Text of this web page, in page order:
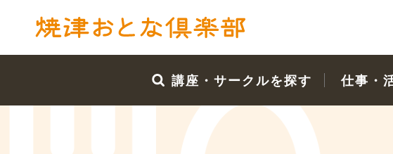
講座・サークルを探す 仕事・